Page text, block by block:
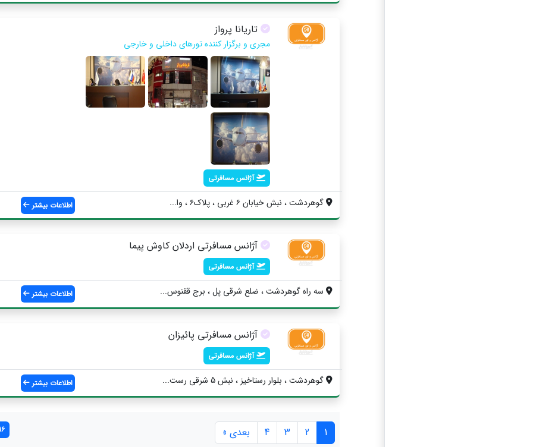
تاریانا پرواز
مجری و برگزار کننده تورهای داخلی و خارجی
آژانس مسافرتی
گوهردشت ، نبش خیابان ۶ غربی ، پلاک۶ ، وا... اطلاعات بیشتر
آژانس مسافرتی اردلان کاوش پیما
آژانس مسافرتی
سه راه گوهردشت ، ضلع شرقی پل ، برج ققنوس... اطلاعات بیشتر
آژانس مسافرتی پائیزان
آژانس مسافرتی
گوهردشت ، بلوار رستاخیز ، نبش 5 شرقی رست... اطلاعات بیشتر
1
2
3
4 بعدی » 16 مورد